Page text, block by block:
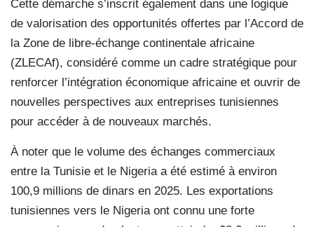
Cette démarche s’inscrit également dans une logique
de valorisation des opportunités offertes par l’Accord de
la Zone de libre-échange continentale africaine
(ZLECAf), considéré comme un cadre stratégique pour
renforcer l’intégration économique africaine et ouvrir de
nouvelles perspectives aux entreprises tunisiennes
pour accéder à de nouveaux marchés.
À noter que le volume des échanges commerciaux
entre la Tunisie et le Nigeria a été estimé à environ
100,9 millions de dinars en 2025. Les exportations
tunisiennes vers le Nigeria ont connu une forte